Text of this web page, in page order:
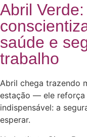
Abril
saúde e
trabalho
Abril chega trazendo
estação — ele reforça
indispensável: a
esperar.